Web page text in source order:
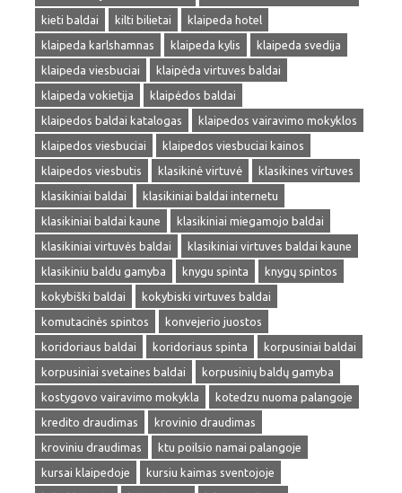
kieti baldai
kilti bilietai
klaipeda hotel
klaipeda karlshamnas
klaipeda kylis
klaipeda svedija
klaipeda viesbuciai
klaipėda virtuves baldai
klaipeda vokietija
klaipėdos baldai
klaipedos baldai katalogas
klaipedos vairavimo mokyklos
klaipedos viesbuciai
klaipedos viesbuciai kainos
klaipedos viesbutis
klasikinė virtuvė
klasikines virtuves
klasikiniai baldai
klasikiniai baldai internetu
klasikiniai baldai kaune
klasikiniai miegamojo baldai
klasikiniai virtuvės baldai
klasikiniai virtuves baldai kaune
klasikiniu baldu gamyba
knygu spinta
knygų spintos
kokybiški baldai
kokybiski virtuves baldai
komutacinės spintos
konvejerio juostos
koridoriaus baldai
koridoriaus spinta
korpusiniai baldai
korpusiniai svetaines baldai
korpusinių baldų gamyba
kostygovo vairavimo mokykla
kotedzu nuoma palangoje
kredito draudimas
krovinio draudimas
kroviniu draudimas
ktu poilsio namai palangoje
kursai klaipedoje
kursiu kaimas sventojoje